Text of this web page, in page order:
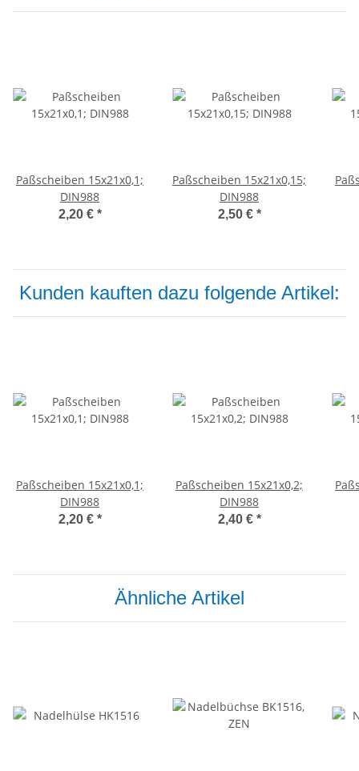
Paßscheiben 15x21x0,1;
DIN988
2,20 € *
Paßscheiben 15x21x0,15;
DIN988
2,50 € *
Kunden kauften dazu folgende Artikel:
Paßscheiben 15x21x0,1;
DIN988
2,20 € *
Paßscheiben 15x21x0,2;
DIN988
2,40 € *
Ähnliche Artikel